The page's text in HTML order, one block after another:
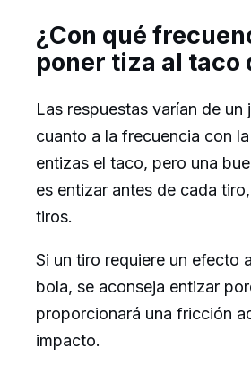
¿Con qué
poner tiza al taco
Las respuestas varían de un
cuanto a la frecuencia con
entizas el taco, pero una
es entizar antes de cada
tiros.
Si un tiro requiere un efecto
bola, se aconseja entizar
proporcionará una fricción
impacto.